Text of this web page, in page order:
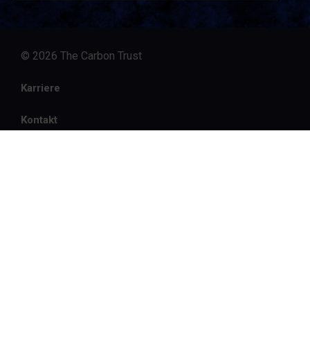
© 2026 The Carbon Trust
Karriere
Kontakt